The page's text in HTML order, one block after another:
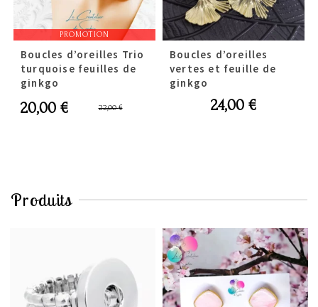
PROMOTION
Boucles d’oreilles Trio
turquoise feuilles de
ginkgo
22,00€Le
20,00 €
Le
Boucles d’oreilles
vertes et feuille de
ginkgo
24,00 €
Produits